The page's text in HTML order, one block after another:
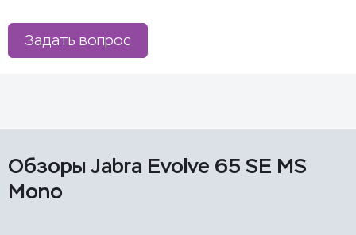
Задать вопрос
Обзоры Jabra Evolve 65 SE MS
Mono